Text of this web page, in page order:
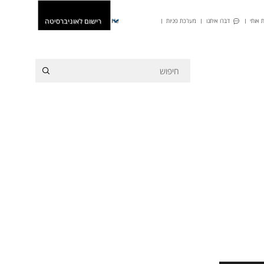
אותי דברו איתנו מערכת פניות He רישום לאוניברסיטה